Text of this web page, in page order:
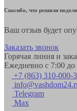
Спасибо, что решили
Ваш отзыв будет
Заказать звонок
Горячая линия и
Ежедневно с 7:00 до
+7 (863) 310-000-3
Telegram
Max